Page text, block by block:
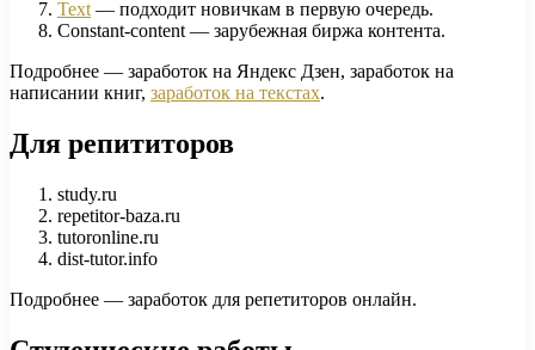
Text — подходит новичкам в первую очередь.
Constant-content — зарубежная биржа контента.
Подробнее — заработок на Яндекс Дзен, заработок на
написании книг, заработок на текстах.
Для репититоров
study.ru
repetitor-baza.ru
tutoronline.ru
dist-tutor.info
Подробнее — заработок для репетиторов онлайн.